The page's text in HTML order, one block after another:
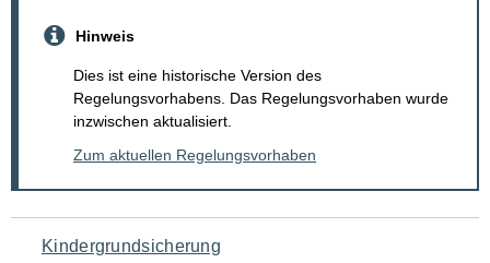
Hinweis
Dies ist eine historische Version des
Regelungsvorhabens. Das Regelungsvorhaben wurde
inzwischen aktualisiert.
Zum aktuellen Regelungsvorhaben
Navigation
Kindergrundsicherung